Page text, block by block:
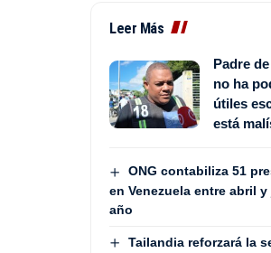
Leer Más
Padre
no ha
útiles
está
ONG contabiliza 51
en Venezuela entre abril
año
Tailandia reforzará la